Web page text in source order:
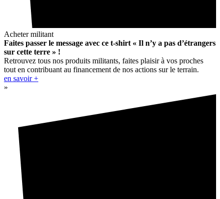
Acheter militant
Faites passer le message avec ce t-shirt « Il n’y a pas d’étrangers
sur cette terre » !
Retrouvez tous nos produits militants, faites plaisir à vos proches
tout en contribuant au financement de nos actions sur le terrain.
en savoir +
»